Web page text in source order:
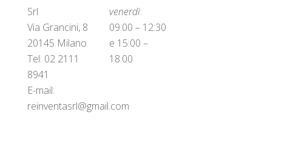
Srl
Via Grancini, 8
20145 Milano
Tel: 02 2111
8941
E-mail:
reinventasrl@gmail.com
venerdì:
09:00 – 12:30
e 15:00 –
18:00